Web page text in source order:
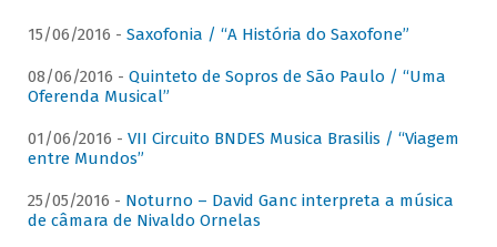
15/06/2016 - Saxofonia / “A História do Saxofone”
08/06/2016 - Quinteto de Sopros de São Paulo / “Uma
Oferenda Musical”
01/06/2016 - VII Circuito BNDES Musica Brasilis / “Viagem
entre Mundos”
25/05/2016 - Noturno – David Ganc interpreta a música
de câmara de Nivaldo Ornelas